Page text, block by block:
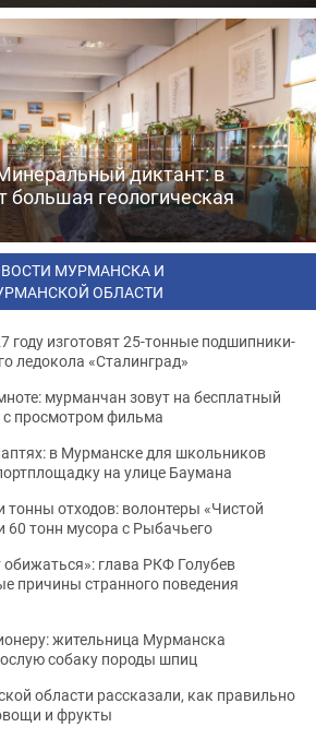
диктант: в
большая геологическая
МУРМАНСКА И
ОБЛАСТИ
году изготовят 25-тонные подшипники-
ледокола «Сталинград»
мурманчан зовут на бесплатный
с просмотром фильма
в Мурманске для школьников
на улице Баумана
тонны отходов: волонтеры «Чистой
60 тонн мусора с Рыбачьего
глава РКФ Голубев
причины странного поведения
жительница Мурманска
собаку породы шпиц
области рассказали, как правильно
и фрукты